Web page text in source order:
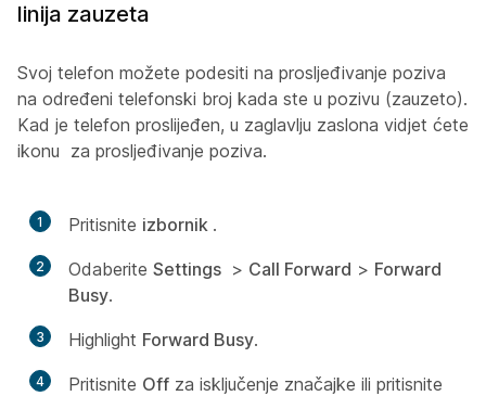
linija zauzeta
Svoj telefon možete podesiti na prosljeđivanje poziva
na određeni telefonski broj kada ste u pozivu (zauzeto).
Kad je telefon proslijeđen, u zaglavlju zaslona vidjet ćete
ikonu za prosljeđivanje poziva.
1 Pritisnite izbornik .
2 Odaberite Settings > Call Forward > Forward
Busy.
3 Highlight Forward Busy.
4 Pritisnite Off za isključenje značajke ili pritisnite